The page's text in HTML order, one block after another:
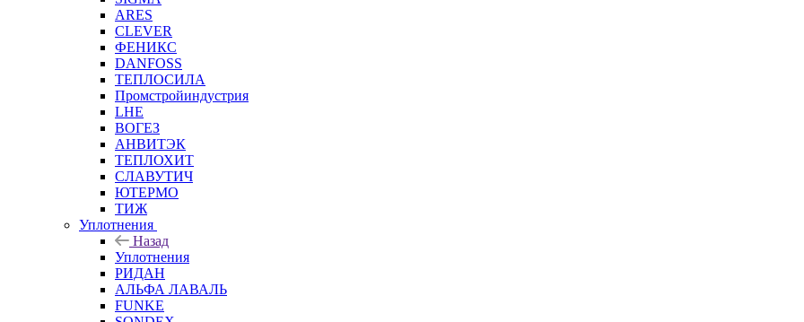
ARES
CLEVER
ФЕНИКС
DANFOSS
ТЕПЛОСИЛА
Промстройиндустрия
LHE
ВОГЕЗ
АНВИТЭК
ТЕПЛОХИТ
СЛАВУТИЧ
ЮТЕРМО
ТИЖ
Уплотнения
Назад
Уплотнения
РИДАН
АЛЬФА ЛАВАЛЬ
FUNKE